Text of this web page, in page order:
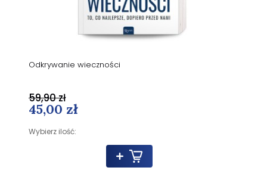
Odkrywanie wieczności
45,00 zł
Wybierz ilość:
59,90 zł